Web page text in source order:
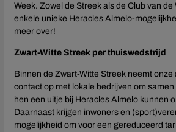
Eurojackpot KNVB Beker
Zwart Witte Streken
Uitkaartregistratie
Week. Zowel de Streek als de Club van de
enkele unieke Heracles Almelo-
meer over!
Zwart-Witte Streek per thuiswedstrijd
Binnen de Zwart-Witte Streek neemt
contact op met lokale bedrijven om
hen een uitje bij Heracles Almelo kunnen
Daarnaast krijgen inwoners en
mogelijkheid om voor een gereduceerd